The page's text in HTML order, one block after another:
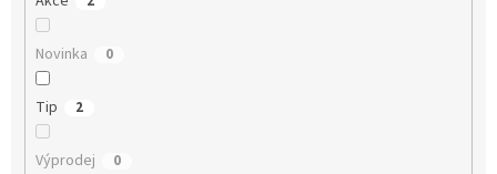
Novinka 0
Tip 2
Výprodej 0